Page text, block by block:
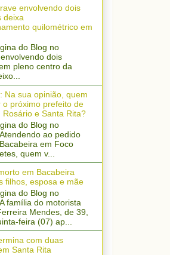
envolvendo dois
deixa
quilométrico em
do Blog no
dois
pleno centro da
Na sua opinião, quem
o próximo prefeito de
Rosário e Santa Rita?
do Blog no
ao pedido
em Foco
quem v...
em Bacabeira
filhos, esposa e mãe
do Blog no
família do motorista
Mendes, de 39,
feira (07) ap...
com duas
Santa Rita